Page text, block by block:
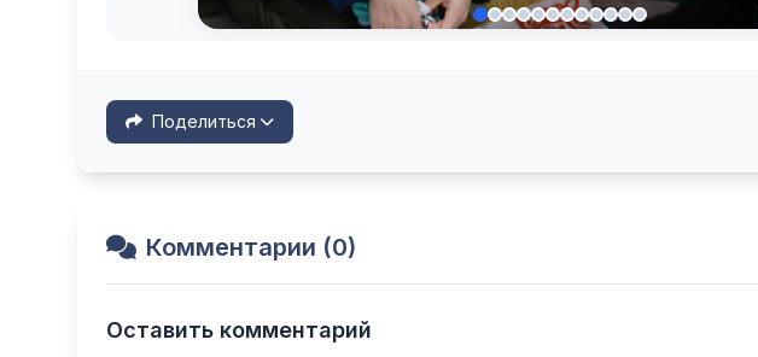
Поделиться
Комментарии (0)
Оставить комментарий